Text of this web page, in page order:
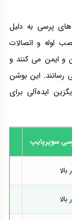
پرسی به دلیل
لوله و اتصالات
و ایمن می کنند و
رسانند. این بوشن‌
ایده‌آلی برای